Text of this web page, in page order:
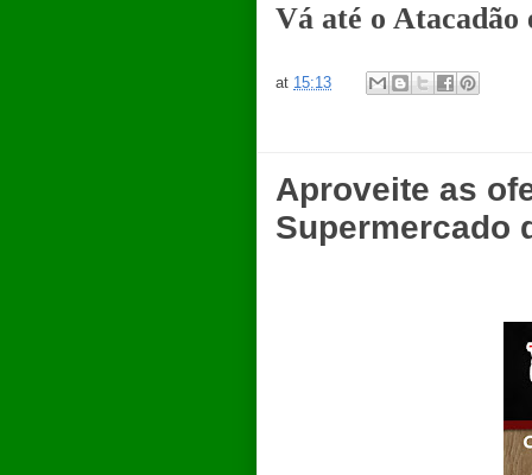
Vá até o Atacadão
at 15:13
Aproveite as
Supermercado